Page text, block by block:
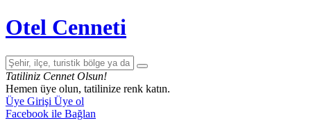
Otel Cenneti
Tatiliniz Cennet Olsun!
Hemen üye olun, tatilinize renk katın.
Üye Girişi Üye ol
Facebook ile Bağlan